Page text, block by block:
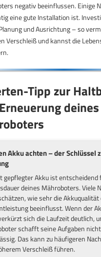
negativ beeinflussen. Einige
eine gute Installation ist.
und Ausrichtung – so
Verschleiß und kannst die
Tipp zur
deines
Akku achten – der Schlüssel
gepflegter Akku ist entscheidend
deines Mähroboters. Viele
wie sehr die Akkuqualität
beeinflusst. Wenn der
sich die Laufzeit deutlich,
schafft seine Aufgaben
Das kann zu häufigeren
Verschleiß führen.